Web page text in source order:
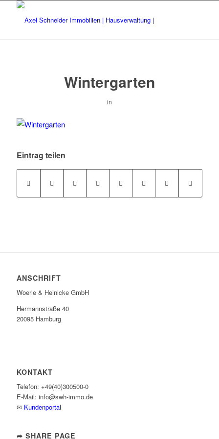
Wintergarten
in
Eintrag teilen
ANSCHRIFT
Woerle & Heinicke GmbH
Hermannstraße 40
20095 Hamburg
KONTAKT
Telefon: +49(40)300500-0
E-Mail: info@swh-immo.de
✉ Kundenportal
➦ SHARE PAGE